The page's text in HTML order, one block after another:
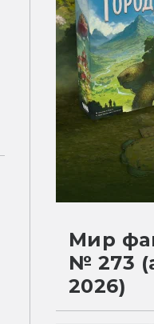
Мир
№ 273
2026)